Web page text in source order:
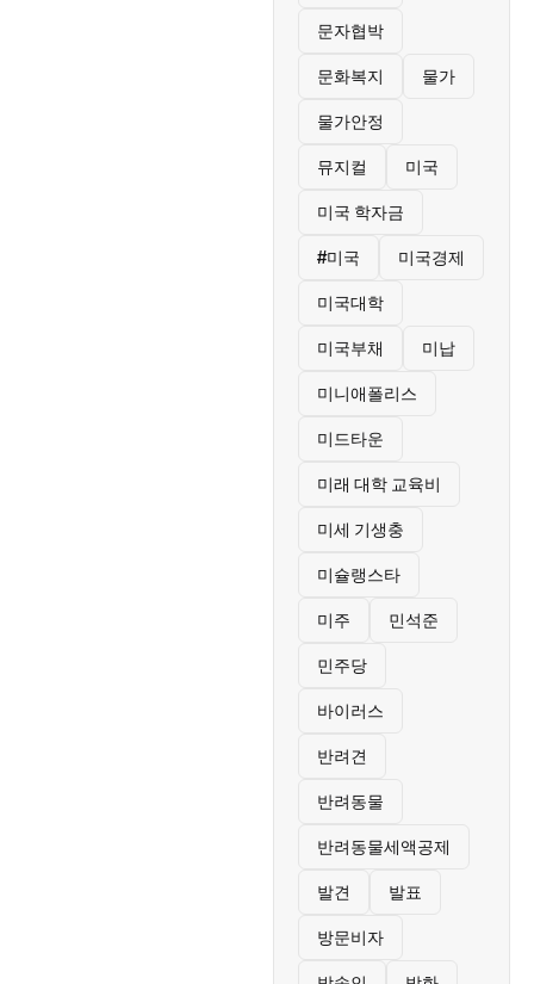
문자협박
문화복지 물가
물가안정
뮤지컬 미국
미국 학자금
#미국 미국경제
미국대학
미국부채 미납
미니애폴리스
미드타운
미래 대학 교육비
미세 기생충
미슐랭스타
미주 민석준
민주당
바이러스
반려견
반려동물
반려동물세액공제
발견 발표
방문비자